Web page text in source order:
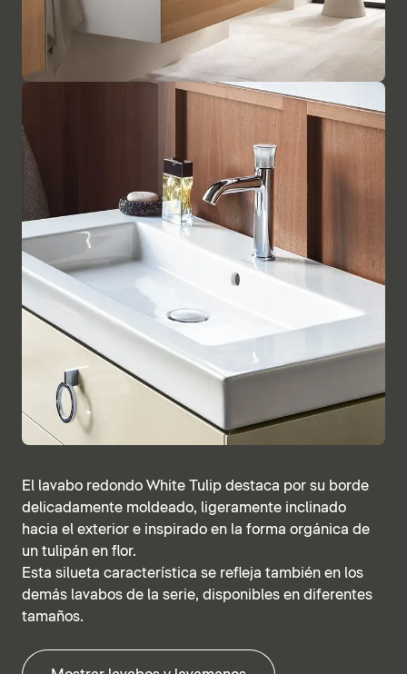
El lavabo redondo White Tulip destaca por su borde
delicadamente moldeado, ligeramente inclinado
hacia el exterior e inspirado en la forma orgánica de
un tulipán en flor.
Esta silueta característica se refleja también en los
demás lavabos de la serie, disponibles en diferentes
tamaños.